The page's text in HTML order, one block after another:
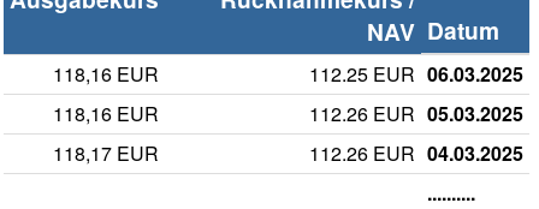
NAV Datum
118,16 EUR 112.25 EUR 06.03.2025
118,16 EUR
112.26 EUR 05.03.2025
118,17 EUR
112.26 EUR 04.03.2025
..........